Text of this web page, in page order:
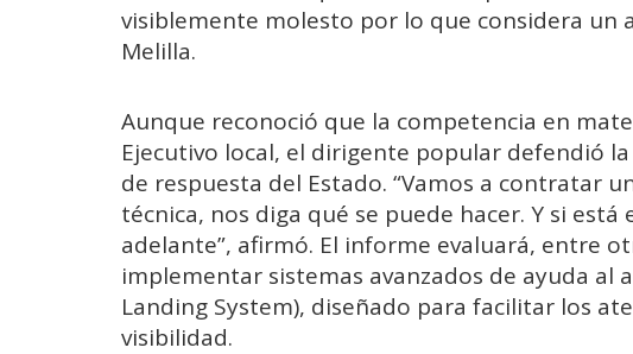
visiblemente molesto por lo que considera un
Melilla.
Aunque reconoció que la competencia en
Ejecutivo local, el dirigente popular defendió
de respuesta del Estado. “Vamos a contratar
técnica, nos diga qué se puede hacer. Y si
adelante”, afirmó. El informe evaluará, entre
implementar sistemas avanzados de ayuda al
Landing System), diseñado para facilitar los
visibilidad.